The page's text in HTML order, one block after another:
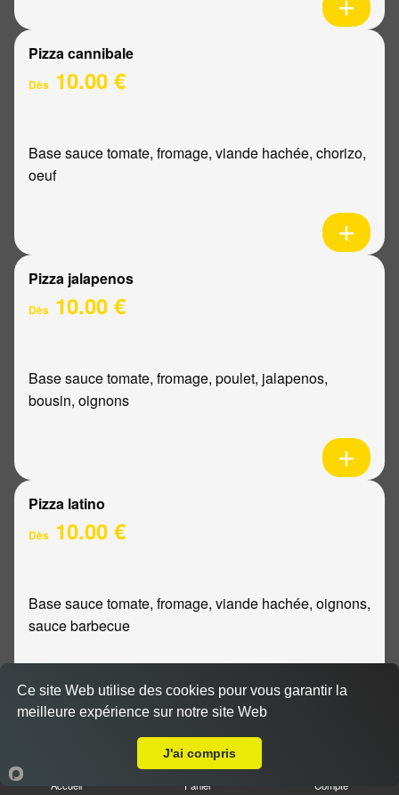
Pizza cannibale
Dès 10.00 €
Base sauce tomate, fromage, viande hachée, chorizo,
oeuf
Pizza jalapenos
Dès 10.00 €
Base sauce tomate, fromage, poulet, jalapenos,
bousin, oignons
Pizza latino
Dès 10.00 €
Base sauce tomate, fromage, viande hachée, oignons,
sauce barbecue
Accueil Panier Compte
Ce site Web utilise des cookies pour vous garantir la
meilleure expérience sur notre site Web
J'ai compris